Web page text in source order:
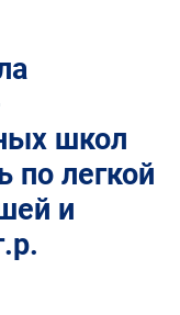
школ
по легкой
и